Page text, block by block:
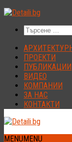
Към
Търсене
за:
ПРОЕКТИ
ПУБЛИКАЦИИ
ВИДЕО
КОМПАНИИ
ЗА НАС
КОНТАКТИ
MENUMENU